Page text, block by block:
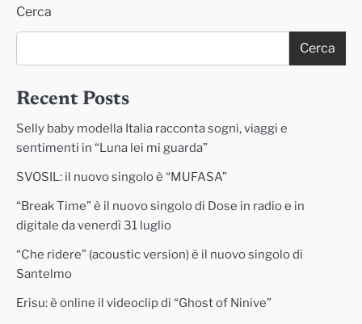
Cerca
Cerca
Recent Posts
Selly baby modella Italia racconta sogni, viaggi e
sentimenti in “Luna lei mi guarda”
SVOSIL: il nuovo singolo è “MUFASA”
“Break Time” è il nuovo singolo di Dose in radio e in
digitale da venerdì 31 luglio
“Che ridere” (acoustic version) è il nuovo singolo di
Santelmo
Erisu: è online il videoclip di “Ghost of Ninive”